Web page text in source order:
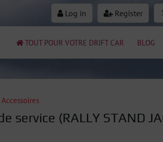
Log in Register
TOUT POUR VOTRE DRIFT CAR BLOG
Accessoires
service (RALLY STAND